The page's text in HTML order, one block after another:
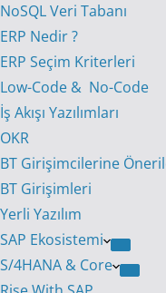
NoSQL Veri Tabanı
ERP Nedir ?
ERP Seçim Kriterleri
Low-Code & No-Code
İş Akışı Yazılımları
OKR
BT Girişimcilerine
BT Girişimleri
Yerli Yazılım
SAP Ekosistemi
S/4HANA & Core